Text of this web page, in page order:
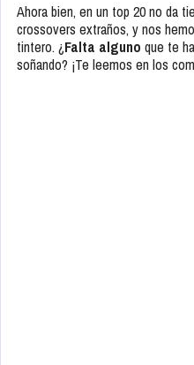
Ahora bien, en un top 20 no da
crossovers extraños, y nos
tintero. ¿Falta alguno que te
soñando? ¡Te leemos en los